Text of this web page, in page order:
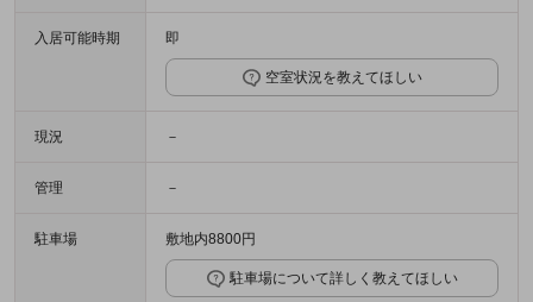
入居可能時期 即
空室状況を教えてほしい
現況 －
管理 －
駐車場 敷地内8800円
駐車場について詳しく教えてほしい